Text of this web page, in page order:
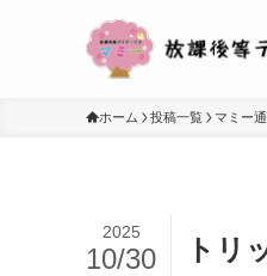
ホーム 投稿一覧 マミー
トリ
2025
10/30